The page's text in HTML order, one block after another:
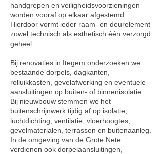
handgrepen en veiligheidsvoorzieningen
worden vooraf op elkaar afgestemd.
Hierdoor vormt ieder raam- en deurelement
zowel technisch als esthetisch één verzorgd
geheel.
Bij renovaties in Itegem onderzoeken we
bestaande dorpels, dagkanten,
rolluikkasten, gevelafwerking en eventuele
aansluitingen op buiten- of binnenisolatie.
Bij nieuwbouw stemmen we het
buitenschrijnwerk tijdig af op isolatie,
luchtdichting, ventilatie, vloerhoogtes,
gevelmaterialen, terrassen en buitenaanleg.
In de omgeving van de Grote Nete
verdienen ook dorpelaansluitingen,